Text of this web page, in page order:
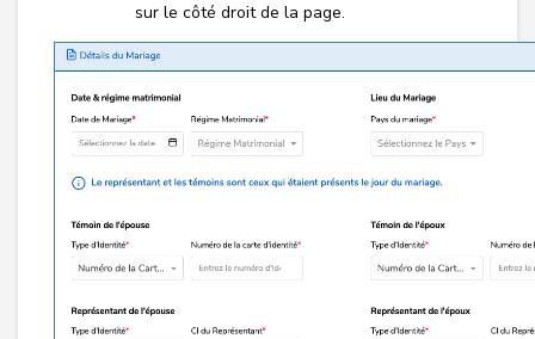
sur le côté droit de la page.